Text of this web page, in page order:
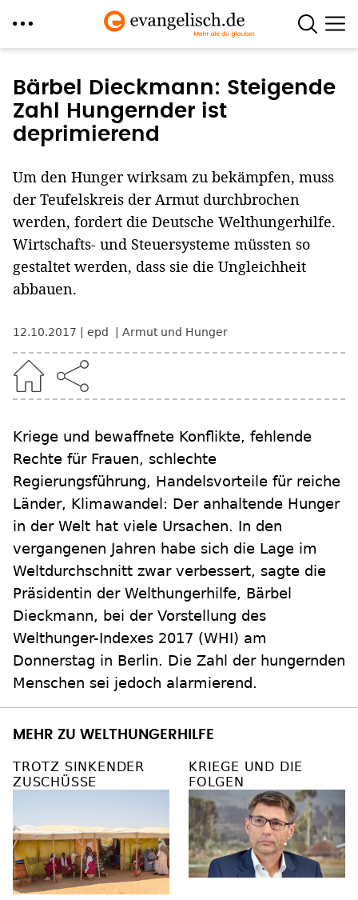
zum
Inhalt
Bärbel Dieckmann: Steigende
Zahl Hungernder ist
deprimierend
Um den Hunger wirksam zu bekämpfen, muss
der Teufelskreis der Armut durchbrochen
werden, fordert die Deutsche Welthungerhilfe.
Wirtschafts- und Steuersysteme müssten so
gestaltet werden, dass sie die Ungleichheit
abbauen.
12.10.2017 epd Armut und Hunger
Kriege und bewaffnete Konflikte, fehlende
Rechte für Frauen, schlechte
Regierungsführung, Handelsvorteile für reiche
Länder, Klimawandel: Der anhaltende Hunger
in der Welt hat viele Ursachen. In den
vergangenen Jahren habe sich die Lage im
Weltdurchschnitt zwar verbessert, sagte die
Präsidentin der Welthungerhilfe, Bärbel
Dieckmann, bei der Vorstellung des
Welthunger-Indexes 2017 (WHI) am
Donnerstag in Berlin. Die Zahl der hungernden
Menschen sei jedoch alarmierend.
MEHR ZU WELTHUNGERHILFE
TROTZ SINKENDER
ZUSCHÜSSE
KRIEGE UND DIE
FOLGEN